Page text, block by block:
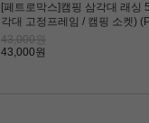
[페트로막스]캠핑 삼각대 래싱
각대 고정프레임 / 캠핑 소켓)
L)
43,000원
43,000원